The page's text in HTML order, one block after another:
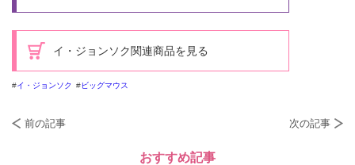
イ・ジョンソク関連商品を見る
イ・ジョンソク ビッグマウス
前の記事 次の記事
おすすめ記事